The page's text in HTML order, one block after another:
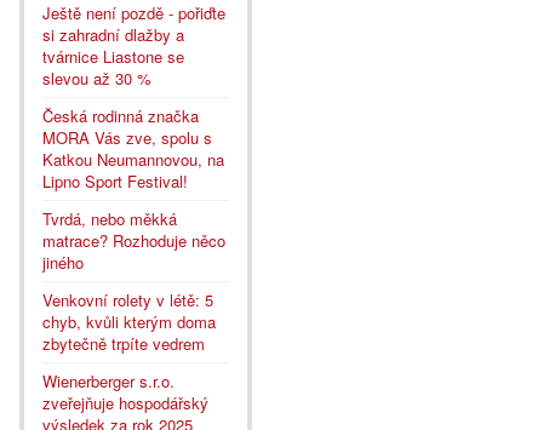
Ještě není pozdě - pořiďte
si zahradní dlažby a
tvárnice Liastone se
slevou až 30 %
Česká rodinná značka
MORA Vás zve, spolu s
Katkou Neumannovou, na
Lipno Sport Festival!
Tvrdá, nebo měkká
matrace? Rozhoduje něco
jiného
Venkovní rolety v létě: 5
chyb, kvůli kterým doma
zbytečně trpíte vedrem
Wienerberger s.r.o.
zveřejňuje hospodářský
výsledek za rok 2025